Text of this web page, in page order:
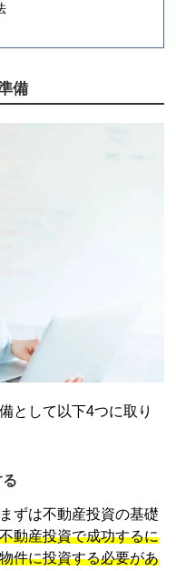
備
として以下4つに取り
ずは不動産投資の基礎
不動産投資で成功するに
件に投資する必要があ